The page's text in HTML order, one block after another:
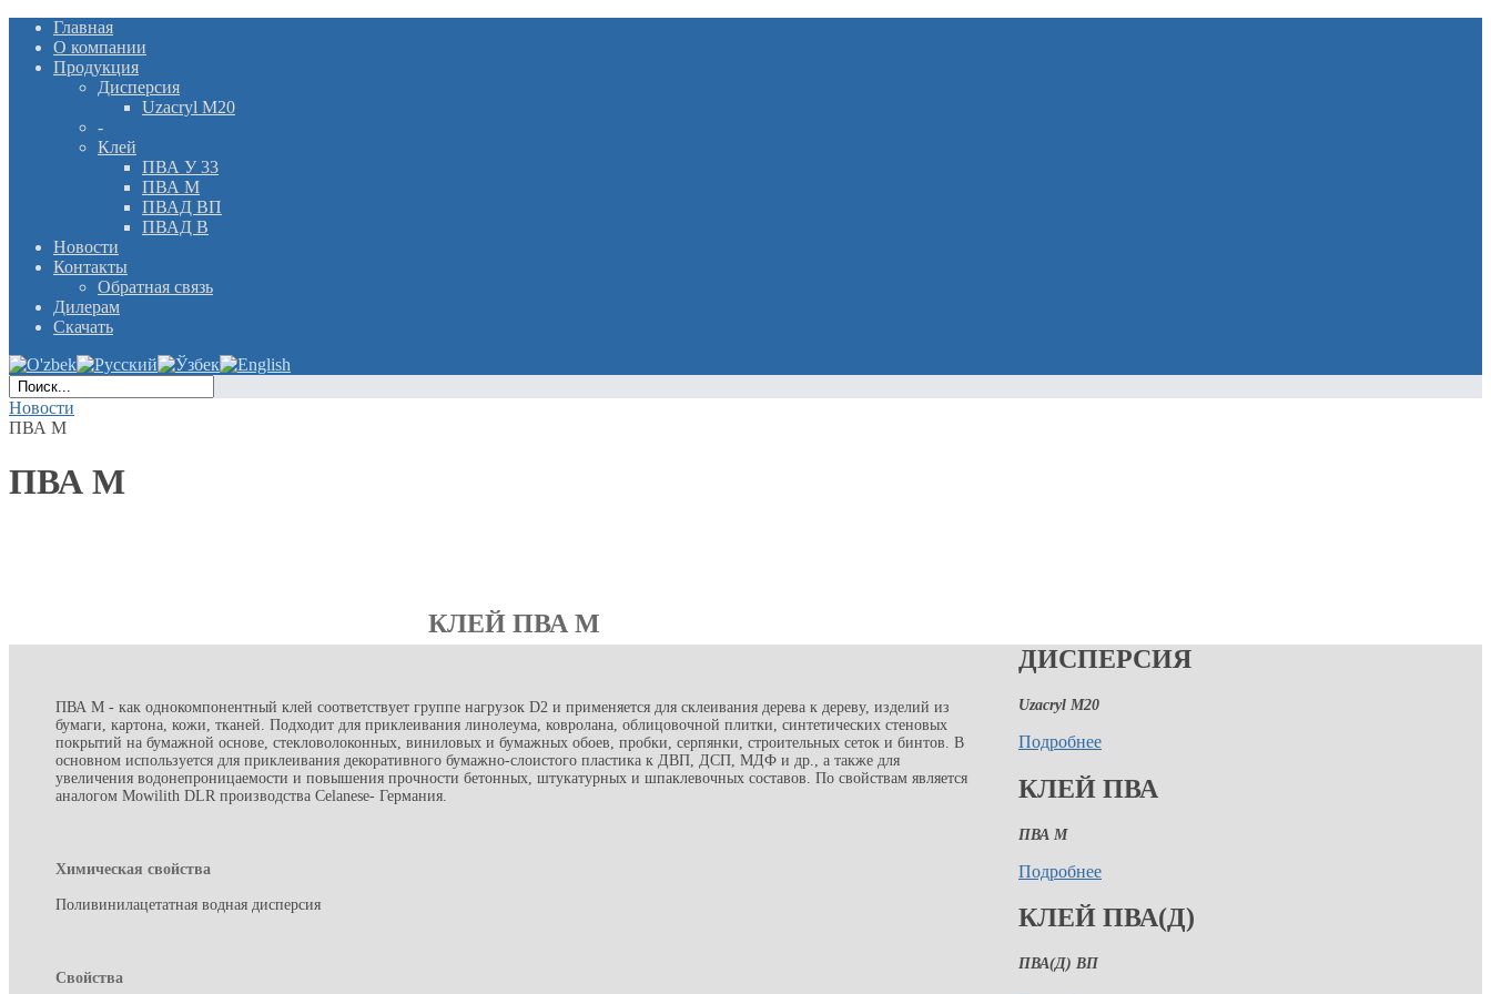
Главная
О компании
Продукция
Дисперсия
Uzacryl M20
-
Клей
ПВА У 33
ПВА М
ПВАД ВП
ПВАД В
Новости
Контакты
Обратная связь
Дилерам
Скачать
Новости
ПВА М
ПВА М
КЛЕЙ ПВА М
ПВА М - как однокомпонентный клей соответствует группе нагрузок D2 и применяется для склеивания дерева к дереву, изделий из
бумаги, картона, кожи, тканей. Подходит для приклеивания линолеума, ковролана, облицовочной плитки, синтетических стеновых
покрытий на бумажной основе, стекловолоконных, виниловых и бумажных обоев, пробки, серпянки, строительных сеток и бинтов. В
основном используется для приклеивания декоративного бумажно-слоистого пластика к ДВП, ДСП, МДФ и др., а также для
увеличения водонепроницаемости и повышения прочности бетонных, штукатурных и шпаклевочных составов. По свойствам является
аналогом Mowilith DLR производства Celanese- Германия.
Химическая свойства
Поливинилацетатная водная дисперсия
Свойства
ДИСПЕРСИЯ
Uzacryl M20
Подробнее
КЛЕЙ ПВА
ПВА М
Подробнее
КЛЕЙ ПВА(Д)
ПВА(Д) ВП